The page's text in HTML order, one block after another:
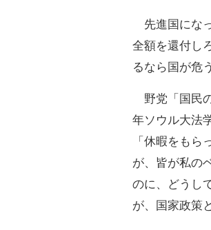
先進国にな
全額を還付し
るなら国が危
野党「国民
年ソウル大法
「休暇をも
が、皆が私の
のに、どうし
が、国家政策